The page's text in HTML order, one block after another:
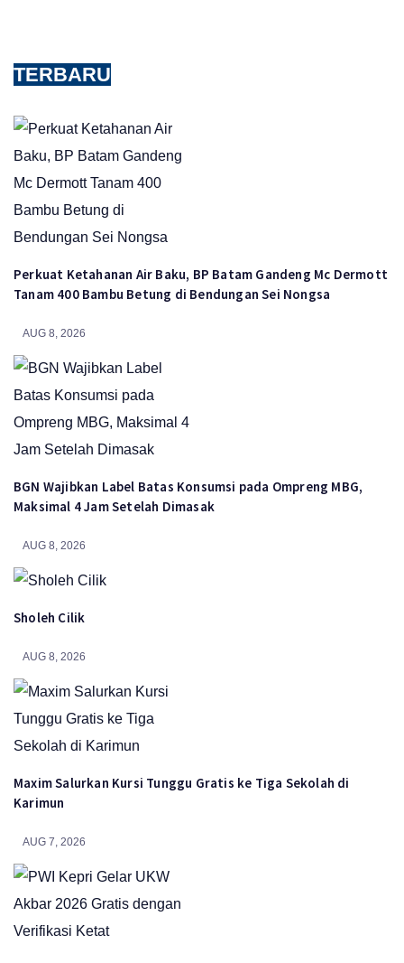
TERBARU
Perkuat Ketahanan Air Baku, BP Batam Gandeng Mc Dermott
Tanam 400 Bambu Betung di Bendungan Sei Nongsa
AUG 8, 2026
BGN Wajibkan Label Batas Konsumsi pada Ompreng MBG,
Maksimal 4 Jam Setelah Dimasak
AUG 8, 2026
Sholeh Cilik
AUG 8, 2026
Maxim Salurkan Kursi Tunggu Gratis ke Tiga Sekolah di
Karimun
AUG 7, 2026